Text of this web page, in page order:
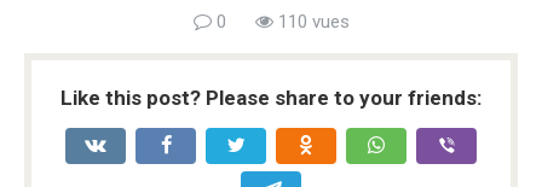
0 110 vues
Like this post? Please share to your friends: